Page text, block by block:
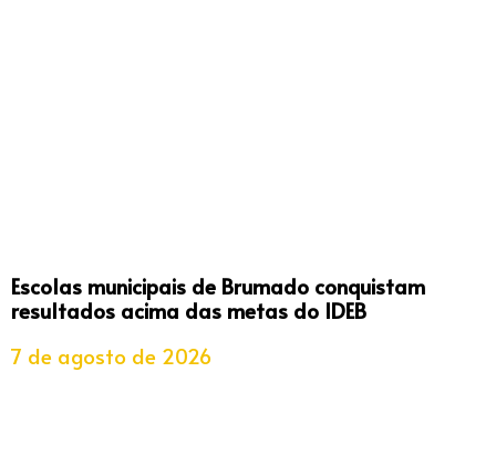
Escolas municipais de Brumado conquistam
resultados acima das metas do IDEB
7 de agosto de 2026